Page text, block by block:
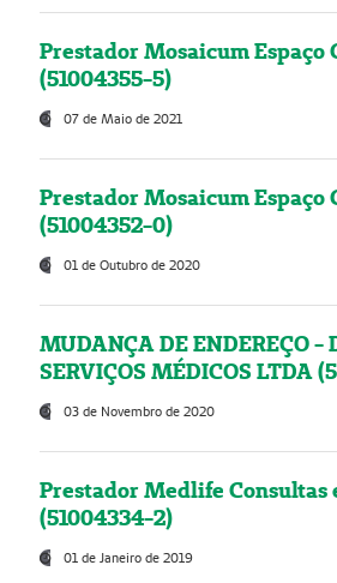
Prestador Mosaicum
(51004355-5)
07 de Maio de 2021
Prestador Mosaicum Espaço
(51004352-0)
01 de Outubro de 2020
MUDANÇA DE ENDEREÇO -
SERVIÇOS MÉDICOS LTDA
03 de Novembro de 2020
Prestador Medlife Consultas
(51004334-2)
01 de Janeiro de 2019